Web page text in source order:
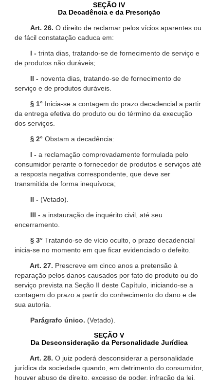
SEÇÃO IV
Da Decadência e da Prescrição
Art. 26. O direito de reclamar pelos vícios aparentes ou
de fácil constatação caduca em:
I - trinta dias, tratando-se de fornecimento de serviço e
de produtos não duráveis;
II - noventa dias, tratando-se de fornecimento de
serviço e de produtos duráveis.
§ 1° Inicia-se a contagem do prazo decadencial a partir
da entrega efetiva do produto ou do término da execução
dos serviços.
§ 2° Obstam a decadência:
I - a reclamação comprovadamente formulada pelo
consumidor perante o fornecedor de produtos e serviços até
a resposta negativa correspondente, que deve ser
transmitida de forma inequívoca;
II - (Vetado).
III - a instauração de inquérito civil, até seu
encerramento.
§ 3° Tratando-se de vício oculto, o prazo decadencial
inicia-se no momento em que ficar evidenciado o defeito.
Art. 27. Prescreve em cinco anos a pretensão à
reparação pelos danos causados por fato do produto ou do
serviço prevista na Seção II deste Capítulo, iniciando-se a
contagem do prazo a partir do conhecimento do dano e de
sua autoria.
Parágrafo único. (Vetado).
SEÇÃO V
Da Desconsideração da Personalidade Jurídica
Art. 28. O juiz poderá desconsiderar a personalidade
jurídica da sociedade quando, em detrimento do consumidor,
houver abuso de direito, excesso de poder, infração da lei,